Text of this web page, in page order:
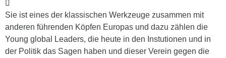
Sie ist eines der klassischen Werkzeuge zusammen mit
anderen führenden Köpfen Europas und dazu zählen die
Young global Leaders, die heute in den Instutionen und in
der Politik das Sagen haben und dieser Verein gegen die